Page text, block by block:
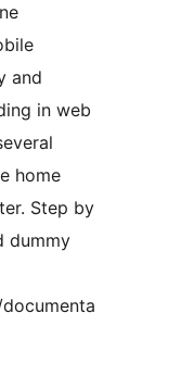
and
in web
home
Step by
dummy